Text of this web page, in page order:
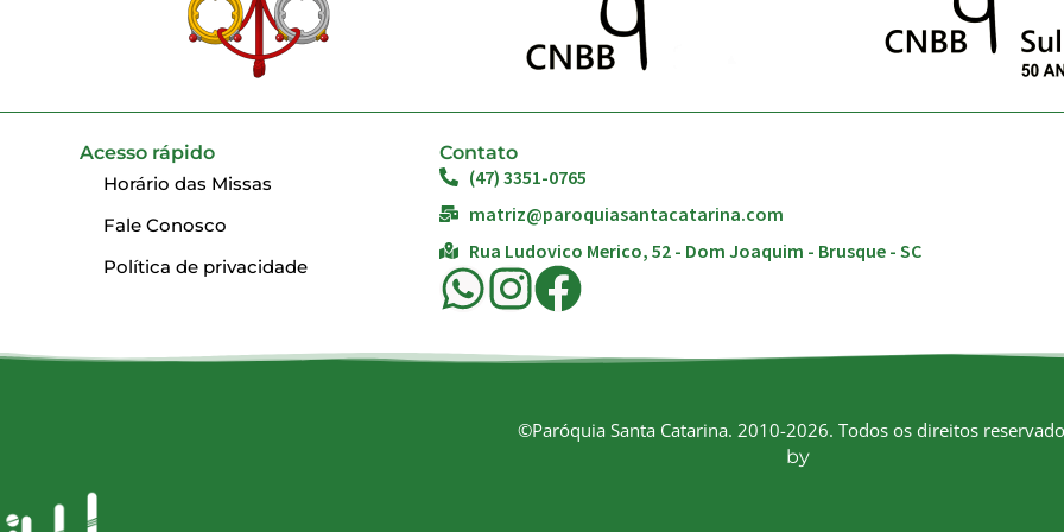
Acesso rápido
Horário das Missas
Fale Conosco
Política de privacidade
Contato
(47) 3351-0765
matriz@paroquiasantacatarina.com
Rua Ludovico Merico, 52 - Dom Joaquim - Brusque - SC
©Paróquia Santa Catarina. 2010-2026. Todos os direitos
by